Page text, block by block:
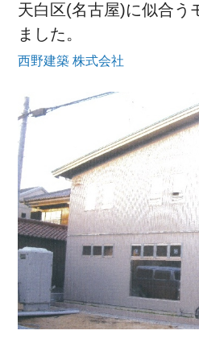
天白区(名古屋)に似合う
ました。
西野建築 株式会社